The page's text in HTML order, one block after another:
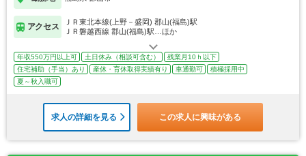
アクセス
ＪＲ東北本線(上野－盛岡) 郡山(福島)駅
ＪＲ磐越西線 郡山(福島)駅…ほか
年収550万円以上可 土日休み（相談可含む）
残業月10ｈ以下
住宅補助（手当）あり
産休・育休取得実績有り 車通勤可
積極採用中
夏～秋入職可
求人の詳細を見る この求人に興味がある